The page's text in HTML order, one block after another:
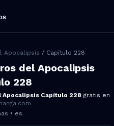
Apocalipsis / Capítulo 228
del Apocalipsis
228
Apocalipsis Capítulo 228 gratis en
• es